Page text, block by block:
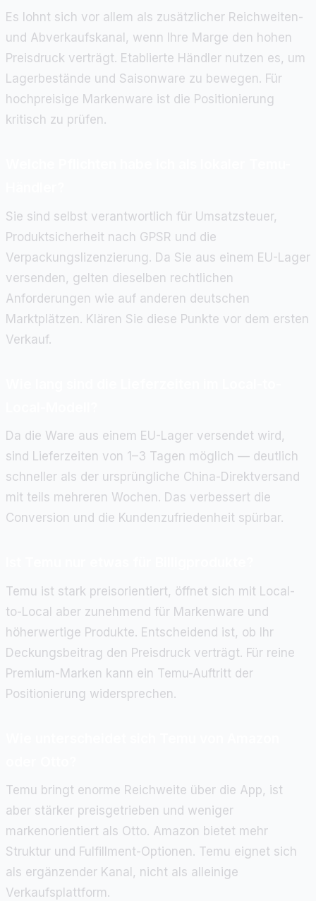
Es lohnt sich vor allem als zusätzlicher Reichweiten-
und Abverkaufskanal, wenn Ihre Marge den hohen
Preisdruck verträgt. Etablierte Händler nutzen es, um
Lagerbestände und Saisonware zu bewegen. Für
hochpreisige Markenware ist die Positionierung
kritisch zu prüfen.
Sie sind selbst verantwortlich für Umsatzsteuer,
Produktsicherheit nach GPSR und die
Verpackungslizenzierung. Da Sie aus einem EU-Lager
versenden, gelten dieselben rechtlichen
Anforderungen wie auf anderen deutschen
Marktplätzen. Klären Sie diese Punkte vor dem ersten
Verkauf.
Da die Ware aus einem EU-Lager versendet wird,
sind Lieferzeiten von 1–3 Tagen möglich — deutlich
schneller als der ursprüngliche China-Direktversand
mit teils mehreren Wochen. Das verbessert die
Conversion und die Kundenzufriedenheit spürbar.
Temu ist stark preisorientiert, öffnet sich mit Local-
to-Local aber zunehmend für Markenware und
höherwertige Produkte. Entscheidend ist, ob Ihr
Deckungsbeitrag den Preisdruck verträgt. Für reine
Premium-Marken kann ein Temu-Auftritt der
Positionierung widersprechen.
Temu bringt enorme Reichweite über die App, ist
aber stärker preisgetrieben und weniger
markenorientiert als Otto. Amazon bietet mehr
Struktur und Fulfillment-Optionen. Temu eignet sich
als ergänzender Kanal, nicht als alleinige
Verkaufsplattform.